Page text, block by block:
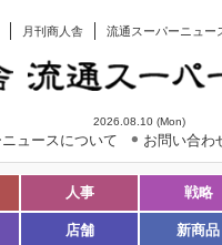
月刊商人舎 流通スーパーニュー
2026.08.10 (Mon)
ュースについて お問い合わ
人事 戦略
店舗 新商品